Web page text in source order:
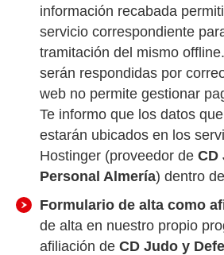
información recabada
servicio correspondiente
tramitación del mismo
serán respondidas por
web no permite gestionar
Te informo que los datos
estarán ubicados en los
Hostinger (proveedor de CD
Personal Almería) dentro
Formulario de alta como
de alta en nuestro propio
afiliación de CD Judo y